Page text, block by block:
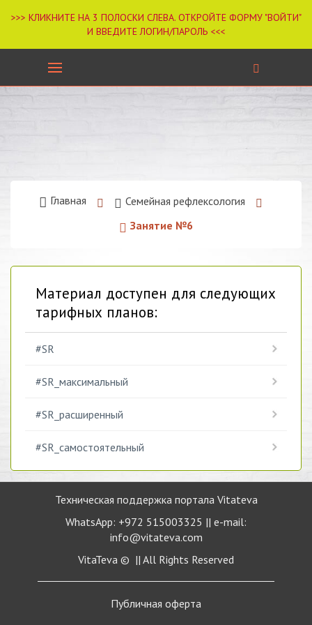
Главная
Семейная рефлексология
Занятие №6
Материал доступен для следующих
тарифных планов:
#SR
#SR_максимальный
#SR_расширенный
#SR_самостоятельный
Техническая поддержка портала Vitateva
WhatsApp: +972 515003325 || e-mail:
info@vitateva.com
VitaTeva © || All Rights Reserved
Публичная оферта